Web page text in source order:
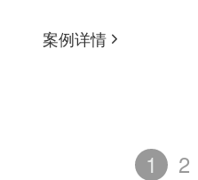
案例详情
1 2